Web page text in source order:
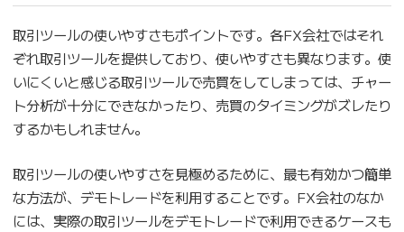
取引ツールの使いやすさもポイントです。各FX会社ではそれ
ぞれ取引ツールを提供しており、使いやすさも異なります。使
いにくいと感じる取引ツールで売買をしてしまっては、チャー
ト分析が十分にできなかったり、売買のタイミングがズレたり
するかもしれません。
取引ツールの使いやすさを見極めるために、最も有効かつ簡単
な方法が、デモトレードを利用することです。FX会社のなか
には、実際の取引ツールをデモトレードで利用できるケースも